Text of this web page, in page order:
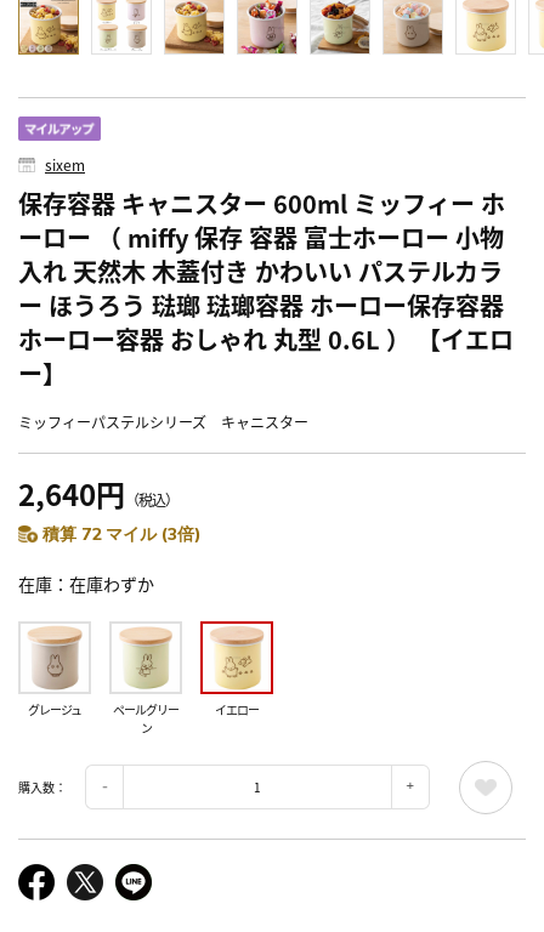
sixem
保存容器 キャニスター 600ml ミッフィー ホ
ーロー （ miffy 保存 容器 富士ホーロー 小物
入れ 天然木 木蓋付き かわいい パステルカラ
ー ほうろう 琺瑯 琺瑯容器 ホーロー保存容器
ホーロー容器 おしゃれ 丸型 0.6L ） 【イエロ
ー】
ミッフィーパステルシリーズ キャニスター
2,640円 （税込）
積算 72 マイル (3倍)
在庫 在庫わずか
グレージュ
ペールグリー
ン
イエロー
購入数：